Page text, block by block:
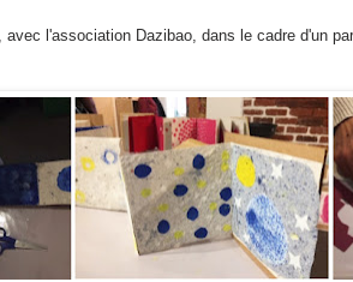
l'association Dazibao, dans le cadre d'un